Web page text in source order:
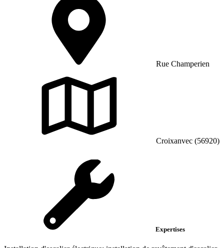
Rue Champerien
Croixanvec (56920)
Expertises